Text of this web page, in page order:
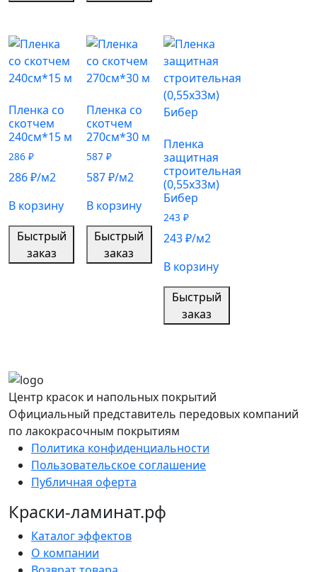
Пленка со
скотчем
240см*15 м
286 ₽
286₽/м2
В корзину
Быстрый
заказ
Пленка со
скотчем
270см*30 м
587 ₽
587₽/м2
В корзину
Быстрый
заказ
Пленка
защитная
строительная
(0,55х33м)
Бибер
243₽
243₽/м2
В корзину
Быстрый
заказ
Центр красок и напольных покрытий
Официальный представитель передовых компаний
по лакокрасочным покрытиям
Политика конфиденциальности
Пользовательское соглашение
Публичная оферта
Краски-ламинат.рф
Каталог эффектов
О компании